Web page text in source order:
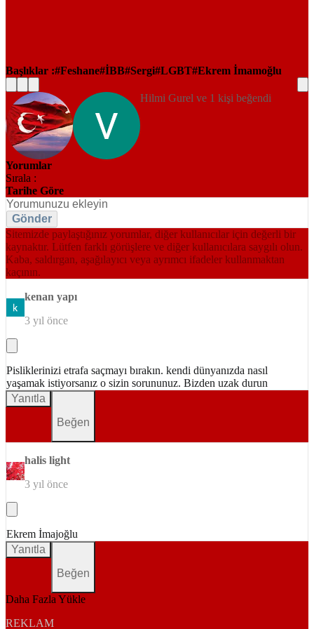
Başlıklar : Feshane İBB Sergi LGBT Ekrem İmamoğlu
Hilmi Gurel ve 1 kişi beğendi
Yorumlar
Sırala :
Tarihe Göre
Gönder
Sitemizde paylaştığınız yorumlar, diğer kullanıcılar için değerli bir
kaynaktır. Lütfen farklı görüşlere ve diğer kullanıcılara saygılı olun.
Kaba, saldırgan, aşağılayıcı veya ayrımcı ifadeler kullanmaktan
kaçının.
kenan yapı
3 yıl önce
Pisliklerinizi etrafa saçmayı bırakın. kendi dünyanızda nasıl
yaşamak istiyorsanız o sizin sorununuz. Bizden uzak durun
Yanıtla
Beğen
halis light
3 yıl önce
Ekrem İmajoğlu
Yanıtla
Beğen
Daha Fazla Yükle
REKLAM